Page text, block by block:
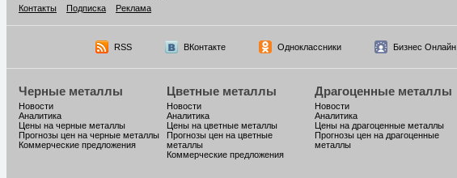
Контакты
Подписка Реклама
RSS ВКонтакте Одноклассники Бизнес Онлайн
Черные металлы
Новости
Аналитика
Цены на черные металлы
Прогнозы цен на черные металлы
Коммерческие предложения
Цветные металлы
Новости
Аналитика
Цены на цветные металлы
Прогнозы цен на цветные
металлы
Коммерческие предложения
Драгоценные металлы
Новости
Аналитика
Цены на драгоценные металлы
Прогнозы цен на драгоценные
металлы